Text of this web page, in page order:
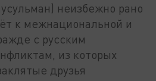
неизбежно рано
к межнациональной и
с русским
из которых
друзья